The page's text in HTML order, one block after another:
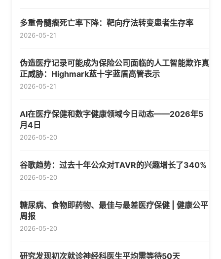
多重骨髓瘤死亡率下降：靶向疗法转变患者生存率
2026-05-21
伪造医疗记录可能成为保险公司面临的人工智能欺诈真
正威胁：Highmark蓝十字蓝盾高管表示
2026-05-21
AI在医疗保健和数字健康领域今日动态——2026年5
月4日
2026-05-20
谷歌趋势：过去十年公众对TAVR的兴趣增长了340%
2026-05-20
糖尿病、食物即药物、最佳与最差医疗保健 | 健康公平
周报
2026-05-20
研究发现初次就诊神经科医生平均需等待50天